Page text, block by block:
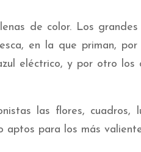
de color. Los
en la que priman, por
eléctrico, y por otro los
las flores, cuadros,
aptos para los más